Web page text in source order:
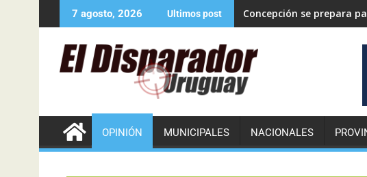
7 agosto, 2026 Ultimos post Concepción se prepara
OPINIÓN MUNICIPALES NACIONALES